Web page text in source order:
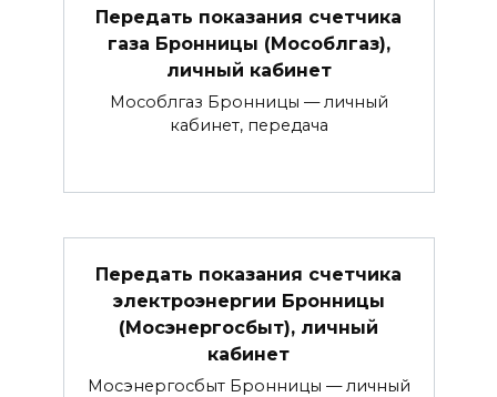
Передать показания счетчика
газа Бронницы (Мособлгаз),
личный кабинет
Мособлгаз Бронницы — личный
кабинет, передача
Передать показания счетчика
электроэнергии Бронницы
(Мосэнергосбыт), личный
кабинет
Мосэнергосбыт Бронницы — личный